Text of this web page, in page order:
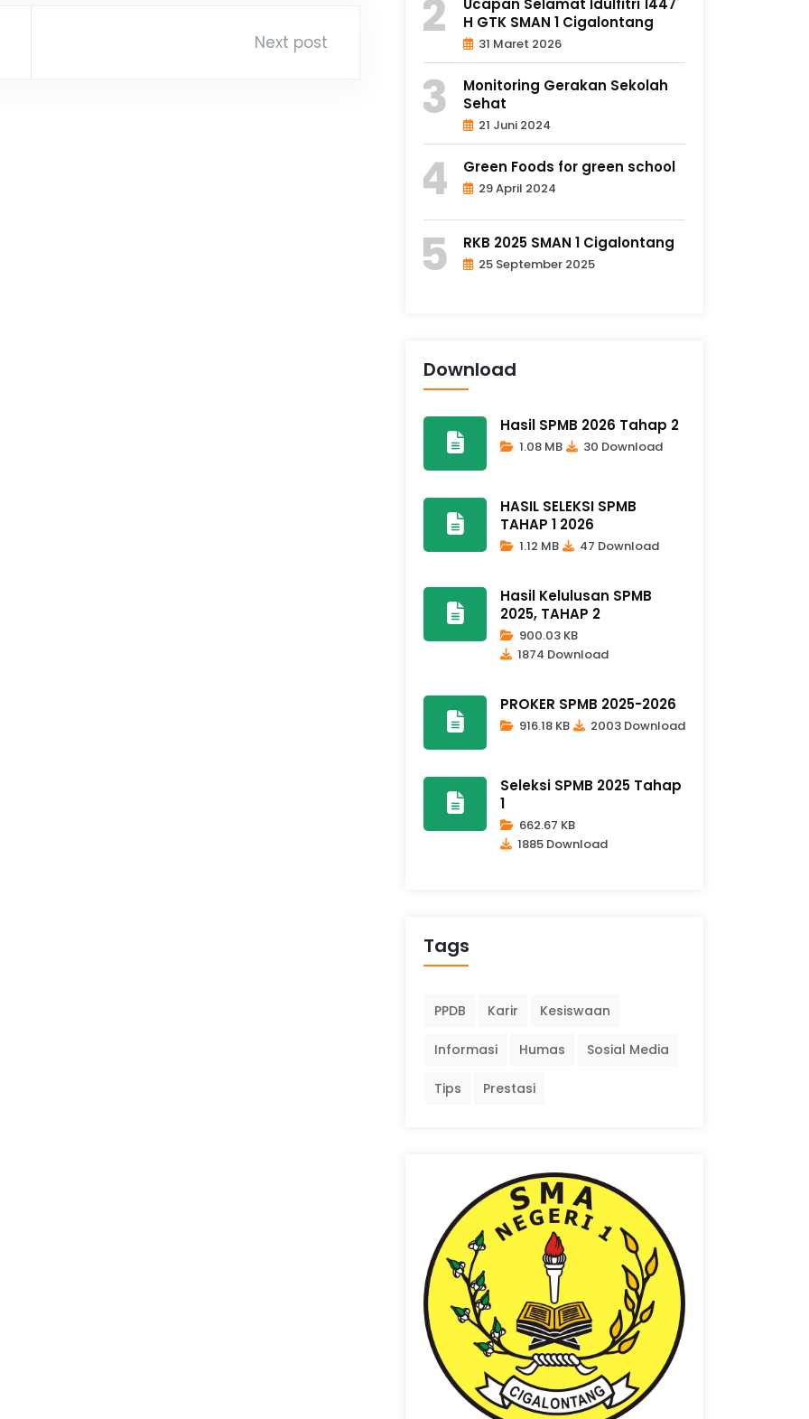
Next post
Ucapan Selamat Idulfitri 1447
H GTK SMAN 1 Cigalontang
31 Maret 2026
Monitoring Gerakan Sekolah
Sehat
21 Juni 2024
Green Foods for green school
29 April 2024
RKB 2025 SMAN 1 Cigalontang
25 September 2025
Download
Hasil SPMB 2026 Tahap 2
1.08 MB 30 Download
HASIL SELEKSI SPMB
TAHAP 1 2026
1.12 MB 47 Download
Hasil Kelulusan SPMB
2025, TAHAP 2
900.03 KB
1874 Download
PROKER SPMB 2025-2026
916.18 KB 2003 Download
Seleksi SPMB 2025 Tahap
1
662.67 KB
1885 Download
Tags
PPDB Karir Kesiswaan
Informasi Humas Sosial Media
Tips Prestasi